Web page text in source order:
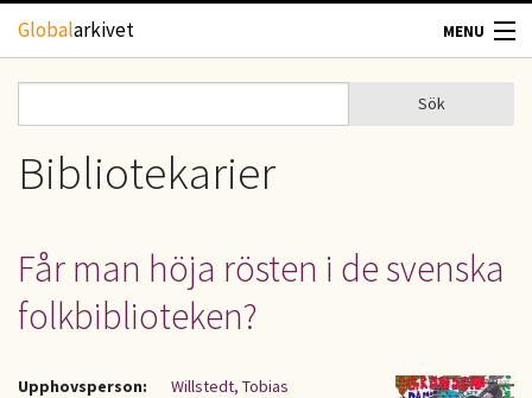
Hoppa till huvudinnehåll
Globalarkivet MENU
TIDSKRIFTER
GEOGRAFI
UPPHOVSRÄTT
Sökformulär
Sök
Bibliotekarier
Får man höja rösten i de svenska
folkbiblioteken?
Upphovsperson:
Willstedt, Tobias